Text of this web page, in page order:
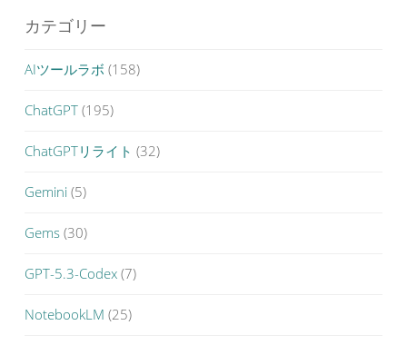
カテゴリー
AIツールラボ (158)
ChatGPT (195)
ChatGPTリライト (32)
Gemini (5)
Gems (30)
GPT-5.3-Codex (7)
NotebookLM (25)